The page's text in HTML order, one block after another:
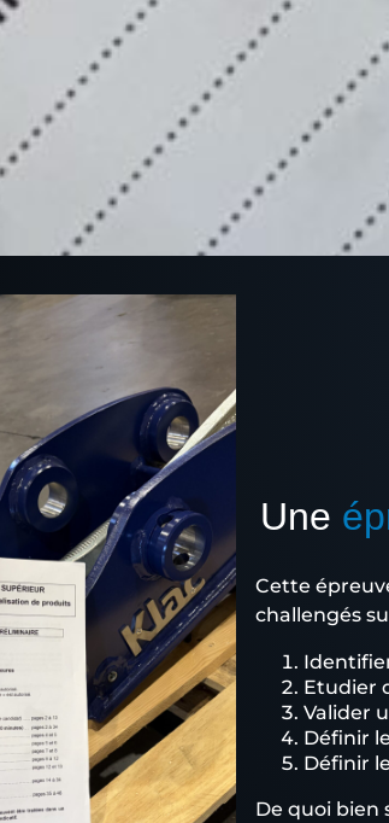
Une
Cette
challengés
Etudier
Valider
Définir
Définir
De quoi bien